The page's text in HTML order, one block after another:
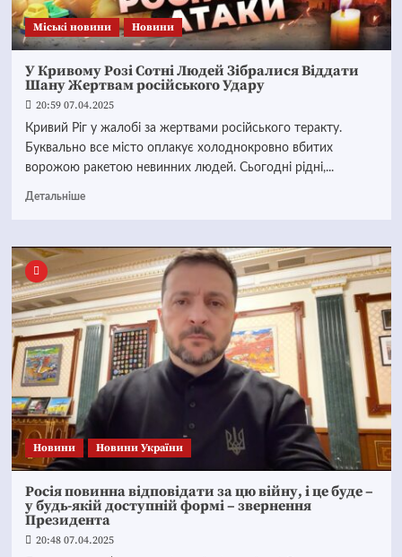
Mіські новини Новини
У Кривому Розі Сотні Людей Зібралися Віддати
Шану Жертвам російського Удару
20:59 07.04.2025
Кривий Ріг у жалобі за жертвами російського теракту.
Буквально все місто оплакує холоднокровно вбитих
ворожою ракетою невинних людей. Сьогодні рідні,...
Детальніше
Новини Новини України
Росія повинна відповідати за цю війну, і це буде –
у будь-якій доступній формі – звернення
Президента
20:48 07.04.2025